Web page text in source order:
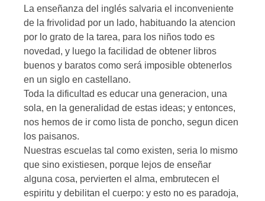
La enseñanza del inglés salvaria el inconveniente
de la frivolidad por un lado, habituando la atencion
por lo grato de la tarea, para los niños todo es
novedad, y luego la facilidad de obtener libros
buenos y baratos como será imposible obtenerlos
en un siglo en castellano.
Toda la dificultad es educar una generacion, una
sola, en la generalidad de estas ideas; y entonces,
nos hemos de ir como lista de poncho, segun dicen
los paisanos.
Nuestras escuelas tal como existen, seria lo mismo
que sino existiesen, porque lejos de enseñar
alguna cosa, pervierten el alma, embrutecen el
espiritu y debilitan el cuerpo: y esto no es paradoja,